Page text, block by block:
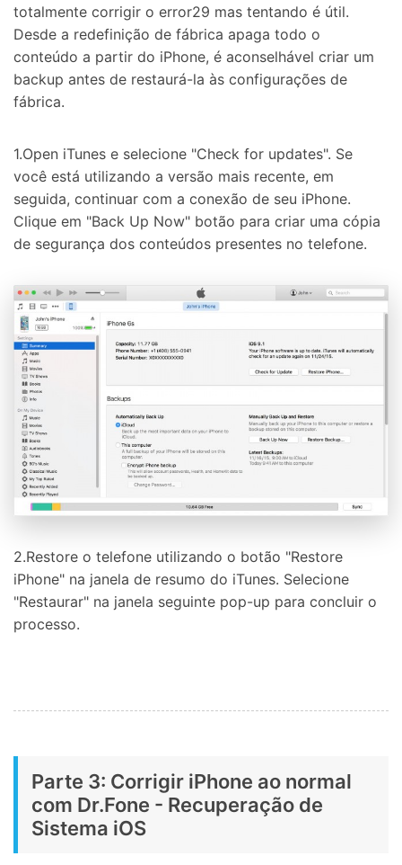
totalmente corrigir o error29 mas tentando é útil.
Desde a redefinição de fábrica apaga todo o
conteúdo a partir do iPhone, é aconselhável criar um
backup antes de restaurá-la às configurações de
fábrica.
1.Open iTunes e selecione "Check for updates". Se
você está utilizando a versão mais recente, em
seguida, continuar com a conexão de seu iPhone.
Clique em "Back Up Now" botão para criar uma cópia
de segurança dos conteúdos presentes no telefone.
2.Restore o telefone utilizando o botão "Restore
iPhone" na janela de resumo do iTunes. Selecione
"Restaurar" na janela seguinte pop-up para concluir o
processo.
Parte 3: Corrigir iPhone ao normal
com Dr.Fone - Recuperação de
Sistema iOS